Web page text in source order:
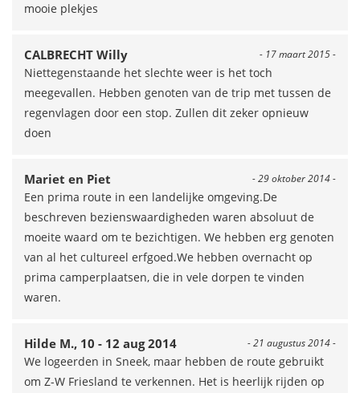
mooie plekjes
- 17 maart 2015 -
CALBRECHT Willy
Niettegenstaande het slechte weer is het toch
meegevallen. Hebben genoten van de trip met tussen de
regenvlagen door een stop. Zullen dit zeker opnieuw
doen
- 29 oktober 2014 -
Mariet en Piet
Een prima route in een landelijke omgeving.De
beschreven bezienswaardigheden waren absoluut de
moeite waard om te bezichtigen. We hebben erg genoten
van al het cultureel erfgoed.We hebben overnacht op
prima camperplaatsen, die in vele dorpen te vinden
waren.
- 21 augustus 2014 -
Hilde M., 10 - 12 aug 2014
We logeerden in Sneek, maar hebben de route gebruikt
om Z-W Friesland te verkennen. Het is heerlijk rijden op